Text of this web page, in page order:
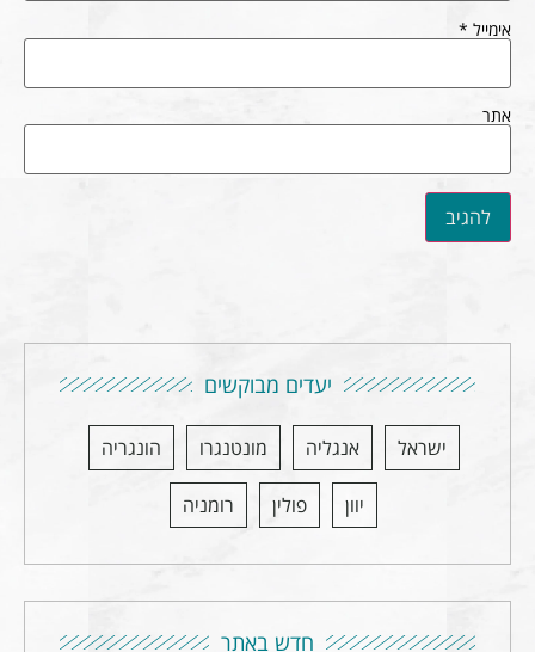
אימייל*
אתר
יעדים מבוקשים
ישראל אנגליה מונטנגרו הונגריה
יוון פולין רומניה
חדש באתר